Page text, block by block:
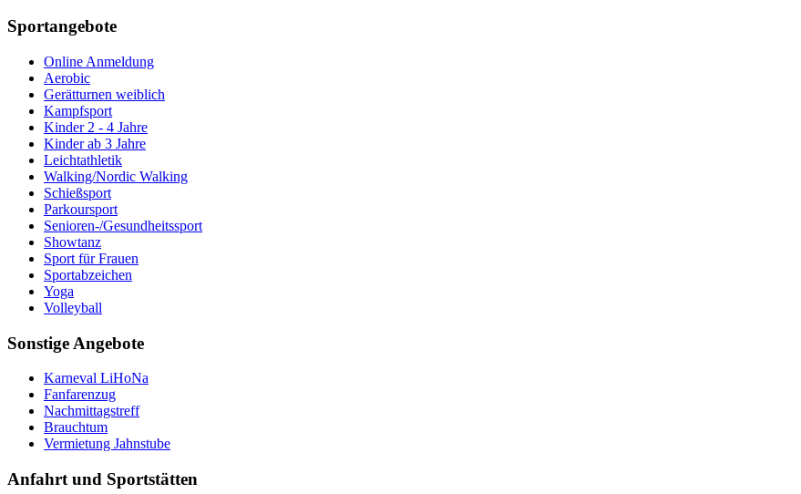
Sportangebote
Online Anmeldung
Aerobic
Gerätturnen weiblich
Kampfsport
Kinder 2 - 4 Jahre
Kinder ab 3 Jahre
Leichtathletik
Walking/Nordic Walking
Schießsport
Parkoursport
Senioren-/Gesundheitssport
Showtanz
Sport für Frauen
Sportabzeichen
Yoga
Volleyball
Sonstige Angebote
Karneval LiHoNa
Fanfarenzug
Nachmittagstreff
Brauchtum
Vermietung Jahnstube
Anfahrt und Sportstätten